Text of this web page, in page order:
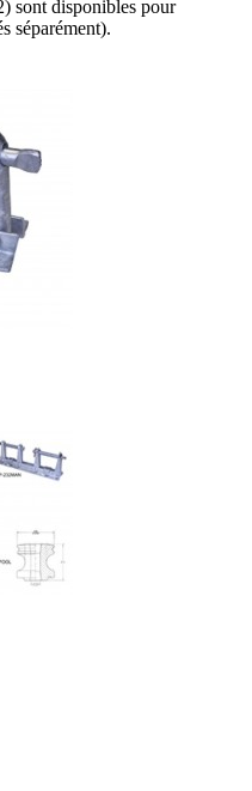
sont disponibles pour
séparément).